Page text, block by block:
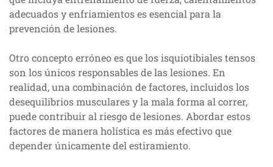
adecuados y enfriamientos es esencial para la
prevención de lesiones.
Otro concepto erróneo es que los isquiotibiales tensos
son los únicos responsables de las lesiones. En
realidad, una combinación de factores, incluidos los
desequilibrios musculares y la mala forma al correr,
puede contribuir al riesgo de lesiones. Abordar estos
factores de manera holística es más efectivo que
depender únicamente del estiramiento.